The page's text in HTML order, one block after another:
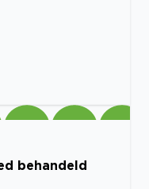
behandeld